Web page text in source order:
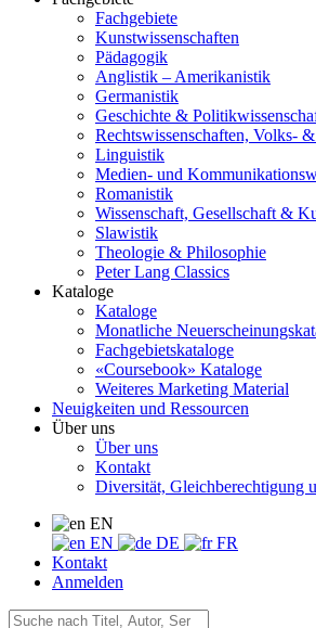
Fachgebiete
Kunstwissenschaften
Pädagogik
Anglistik – Amerikanistik
Germanistik
Geschichte &
Rechtswissenschaften, Volks-
Linguistik
Medien- und
Romanistik
Wissenschaft, Gesellschaft &
Slawistik
Theologie & Philosophie
Peter Lang Classics
Kataloge
Kataloge
Monatliche
Fachgebietskataloge
«Coursebook» Kataloge
Weiteres Marketing Material
Neuigkeiten und Ressourcen
Über uns
Über uns
Kontakt
Diversität, Gleichberechtigung
EN
EN
DE
FR
Kontakt
Anmelden